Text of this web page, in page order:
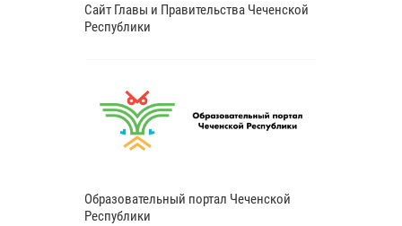
Сайт Главы и Правительства Чеченской
Республики
Образовательный портал Чеченской
Республики